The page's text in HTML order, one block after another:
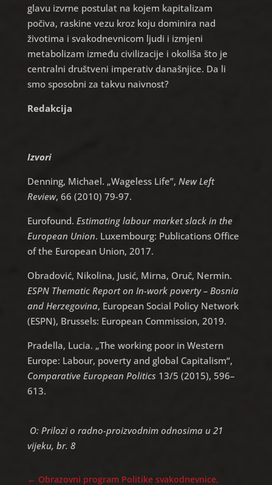
glavu izvrne postulat na kojem kapitalizam
počiva, raskine vezu kroz koju dominira nad
životima i svakodnevnicom ljudi i izmjeni
metabolizam između civilizacije i okoliša što je
centralni društveni imperativ današnjice. Da li
smo sposobni za takvu naivnost?
Redakcija
Izvori
Denning, Michael. „Wageless Life”, New Left
Review, 66 (2010) 79-97.
Eurofound. Estimating labour market slack in the
European Union. Luxembourg: Publications Office
of the European Union, 2017.
Obradović, Nikolina, Jusić, Mirna, Oruč, Nermin.
ESPN Thematic Report on In-work poverty – Bosnia
and Herzegovina, European Social Policy Network
(ESPN), Brussels: European Commission, 2019.
Pradella, Lucia. „The working poor in Western
Europe: Labour, poverty and global Capitalism“,
Comparative European Politics 13/5 (2015), 596–
613.
O: Prilozi o radno-proizvodnim odnosima u 21
vijeku, br. 8
← Obrazovni program Politike svakodnevnice,